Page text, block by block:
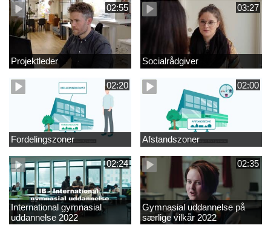
02:55
Projektleder
03:27
Socialrådgiver
02:20
Fordelingszoner
02:00
Afstandszoner
02:24
International gymnasial
uddannelse 2022
02:35
Gymnasial uddannelse på
særlige vilkår 2022